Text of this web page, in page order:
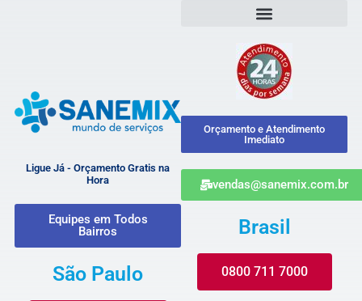
Ligue Já - Orçamento Gratis na
Hora
Equipes em Todos
Bairros
São Paulo
Orçamento e Atendimento
Imediato
vendas@sanemix.com.br
Brasil
0800 711 7000